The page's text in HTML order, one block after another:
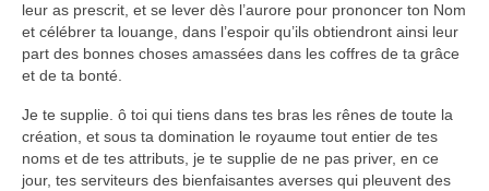
leur as prescrit, et se lever dès l’aurore pour prononcer ton Nom
et célébrer ta louange, dans l’espoir qu’ils obtiendront ainsi leur
part des bonnes choses amassées dans les coffres de ta grâce
et de ta bonté.
Je te supplie. ô toi qui tiens dans tes bras les rênes de toute la
création, et sous ta domination le royaume tout entier de tes
noms et de tes attributs, je te supplie de ne pas priver, en ce
jour, tes serviteurs des bienfaisantes averses qui pleuvent des